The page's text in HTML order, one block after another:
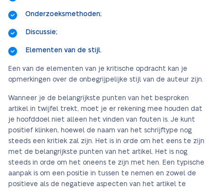
Onderzoeksmethoden;
Discussie;
Elementen van de stijl.
Een van de elementen van je kritische opdracht kan je
opmerkingen over de onbegrijpelijke stijl van de auteur zijn.
Wanneer je de belangrijkste punten van het besproken
artikel in twijfel trekt, moet je er rekening mee houden dat
je hoofddoel niet alleen het vinden van fouten is. Je kunt
positief klinken, hoewel de naam van het schrijftype nog
steeds een kritiek zal zijn. Het is in orde om het eens te zijn
met de belangrijkste punten van het artikel. Het is nog
steeds in orde om het oneens te zijn met hen. Een typische
aanpak is om een positie in tussen te nemen en zowel de
positieve als de negatieve aspecten van het artikel te